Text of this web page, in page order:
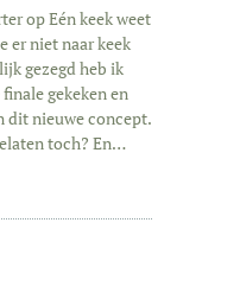
op Eén keek weet
er niet naar keek
gezegd heb ik
gekeken en
dit nieuwe concept.
toch? En…